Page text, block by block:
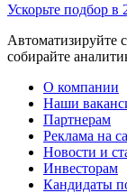
Ускорьте подбор в
Автоматизируйте
собирайте
О компании
Наши
Партнерам
Реклама на
Новости и
Инвесторам
Кандидаты